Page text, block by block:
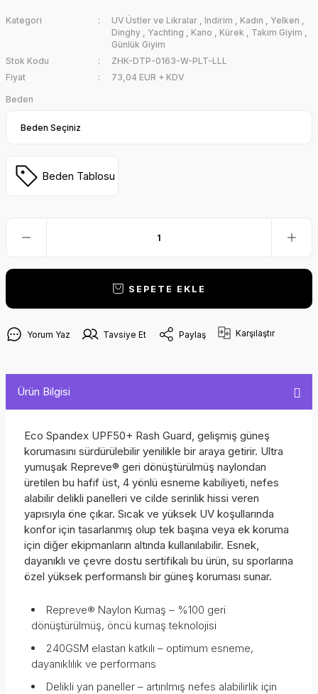
Kategori UV Üstler ve Likralar , Indirim , Kadın , Yelken ,
Dinghy , Yachting , Kano , Kürek , Takım Giyim ,
Günlük Giyim
Stok Kodu
ZHK-DTP-0163-W-PLT-LLL
Fiyat
73,04 EUR + KDV
Beden
Beden Tablosu
SEPETE EKLE
Yorum Yaz Tavsiye Et Paylaş Karşılaştır
Ürün Bilgisi
Eco Spandex UPF50+ Rash Guard, gelişmiş güneş
korumasını sürdürülebilir yenilikle bir araya getirir. Ultra
yumuşak Repreve® geri dönüştürülmüş naylondan
üretilen bu hafif üst, 4 yönlü esneme kabiliyeti, nefes
alabilir delikli panelleri ve cilde serinlik hissi veren
yapısıyla öne çıkar. Sıcak ve yüksek UV koşullarında
konfor için tasarlanmış olup tek başına veya ek koruma
için diğer ekipmanların altında kullanılabilir. Esnek,
dayanıklı ve çevre dostu sertifikalı bu ürün, su sporlarına
özel yüksek performanslı bir güneş koruması sunar.
Repreve® Naylon Kumaş – %100 geri
dönüştürülmüş, öncü kumaş teknolojisi
240GSM elastan katkılı – optimum esneme,
dayanıklılık ve performans
Delikli yan paneller – artırılmış nefes alabilirlik için